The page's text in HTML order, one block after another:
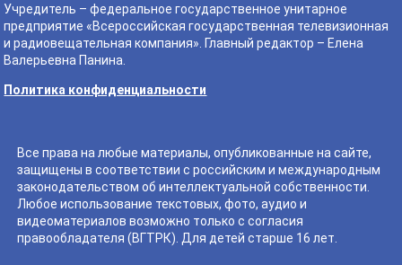
Учредитель – федеральное государственное унитарное
предприятие «Всероссийская государственная телевизионная
и радиовещательная компания». Главный редактор – Елена
Валерьевна Панина.
Политика конфиденциальности
Все права на любые материалы, опубликованные на сайте,
защищены в соответствии с российским и международным
законодательством об интеллектуальной собственности.
Любое использование текстовых, фото, аудио и
видеоматериалов возможно только с согласия
правообладателя (ВГТРК). Для детей старше 16 лет.